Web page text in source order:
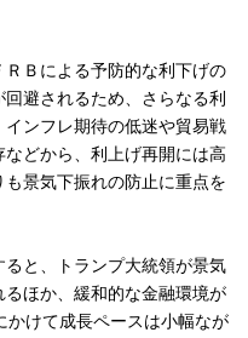
Ｂによる予防的な利下げの
避されるため、さらなる利
ンフレ期待の低迷や貿易戦
どから、利上げ再開には高
景気下振れの防止に重点を
と、トランプ大統領が景気
ほか、緩和的な金融環境が
かけて成長ペースは小幅なが